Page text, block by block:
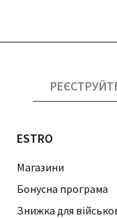
ESTRO
Магазини
Бонусна програма
Знижка для